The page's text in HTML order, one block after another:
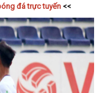
đá trực tuyến<<